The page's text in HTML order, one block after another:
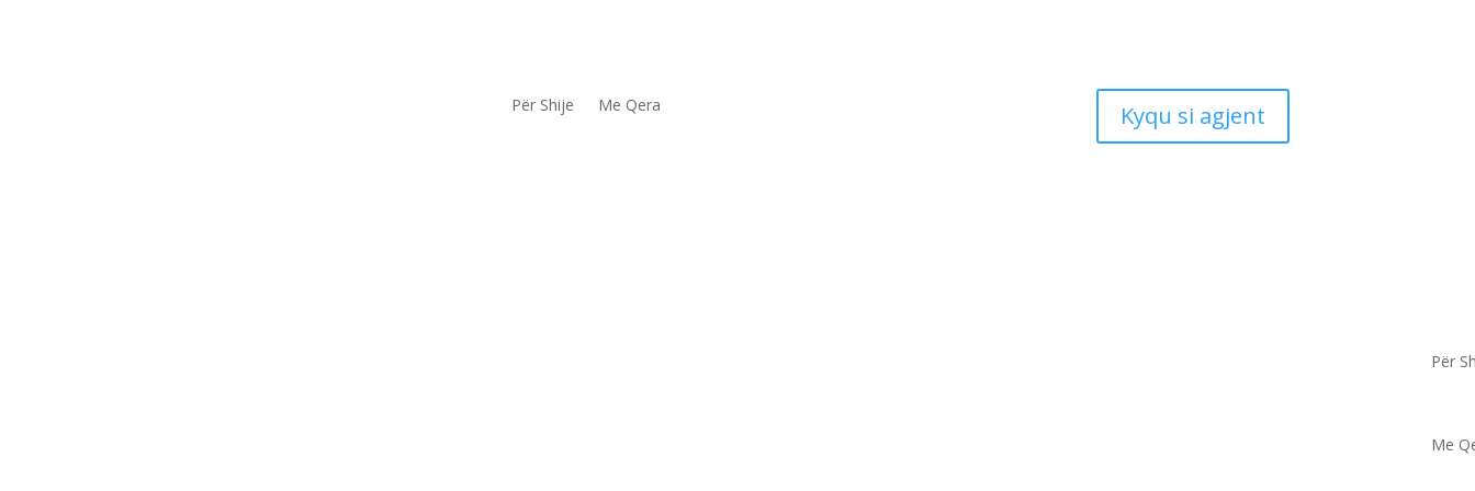
Për Shije Me Qera Kyqu si agjent
Për
Me